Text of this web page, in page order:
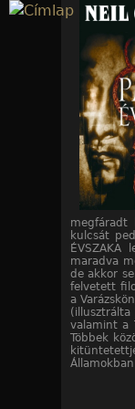
megfáradt
kulcsát
maradva
de akkor
felvetett
a
valamint a
Többek